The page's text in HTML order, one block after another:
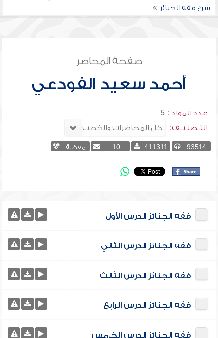
شرح فقه الجنائز
صفحة المحاضر
أحمد سعيد الفودعي
عدد المواد : 5
التــصنـيــف:
93514
411311
10 مفضلة
فقه الجنائز الدرس الأول
فقه الجنائز الدرس الثاني
فقه الجنائز الدرس الثالث
فقه الجنائز الدرس الرابع
فقه الجنائز الدرس الخامس